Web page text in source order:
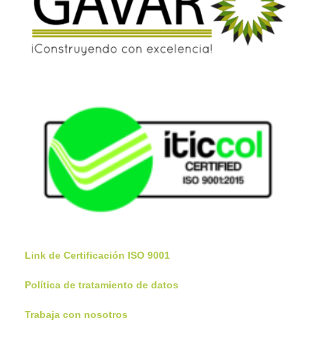
Link de Certificación ISO 9001
Política de tratamiento de datos
Trabaja con nosotros